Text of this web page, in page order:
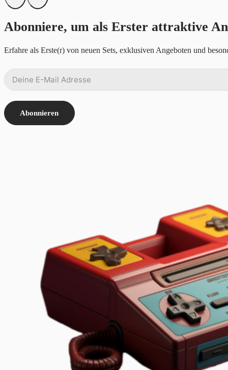
Abonniere, um als Erster attraktive
Erfahre als Erste(r) von neuen Sets, exklusiven Angeboten und
Abonnieren